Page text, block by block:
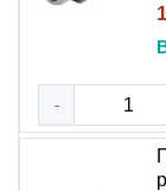
Контроль
-